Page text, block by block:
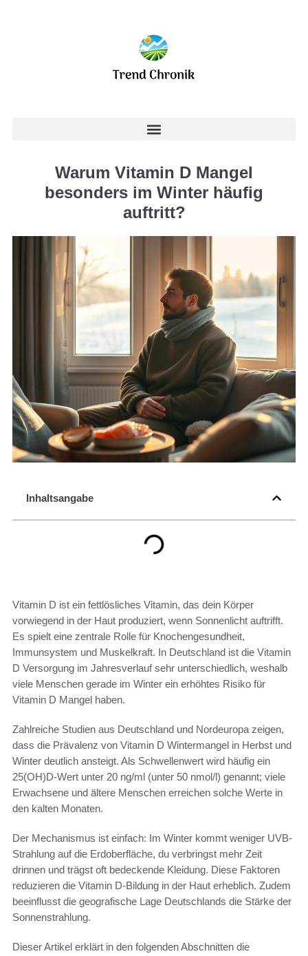
Warum Vitamin D Mangel
besonders im Winter häufig
auftritt?
Inhaltsangabe
Vitamin D ist ein fettlösliches Vitamin, das dein Körper
vorwiegend in der Haut produziert, wenn Sonnenlicht auftrifft.
Es spielt eine zentrale Rolle für Knochengesundheit,
Immunsystem und Muskelkraft. In Deutschland ist die Vitamin
D Versorgung im Jahresverlauf sehr unterschiedlich, weshalb
viele Menschen gerade im Winter ein erhöhtes Risiko für
Vitamin D Mangel haben.
Zahlreiche Studien aus Deutschland und Nordeuropa zeigen,
dass die Prävalenz von Vitamin D Wintermangel in Herbst und
Winter deutlich ansteigt. Als Schwellenwert wird häufig ein
25(OH)D-Wert unter 20 ng/ml (unter 50 nmol/l) genannt; viele
Erwachsene und ältere Menschen erreichen solche Werte in
den kalten Monaten.
Der Mechanismus ist einfach: Im Winter kommt weniger UVB-
Strahlung auf die Erdoberfläche, du verbringst mehr Zeit
drinnen und trägst oft bedeckende Kleidung. Diese Faktoren
reduzieren die Vitamin D-Bildung in der Haut erheblich. Zudem
beeinflusst die geografische Lage Deutschlands die Stärke der
Sonnenstrahlung.
Dieser Artikel erklärt in den folgenden Abschnitten die